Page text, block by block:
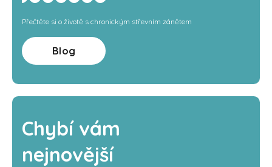
Přečtěte si o životě s chronickým střevním zánětem
Blog
Chybí vám
nejnovější